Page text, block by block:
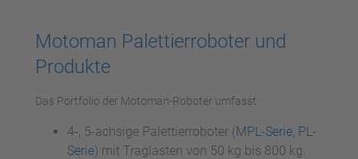
Management Platform
Motoman Palettierroboter und
Produkte
Das Portfolio der Motoman-Roboter umfasst:
4-, 5-achsige Palettierroboter (MPL-Serie PL-
Serie) mit Traglasten von 50 kg bis 800 kg.